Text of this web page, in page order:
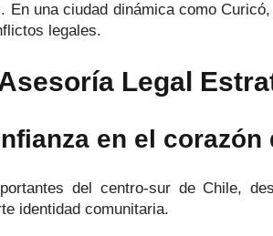
una ciudad dinámica como
legales.
Legal
en el corazón
del centro-sur de Chile,
identidad comunitaria.